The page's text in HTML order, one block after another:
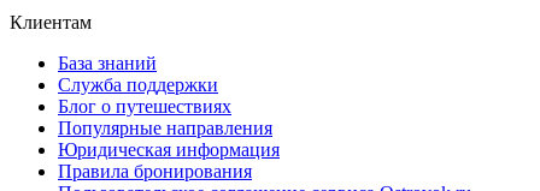
Клиентам
База знаний
Служба поддержки
Блог о путешествиях
Популярные направления
Юридическая информация
Правила бронирования